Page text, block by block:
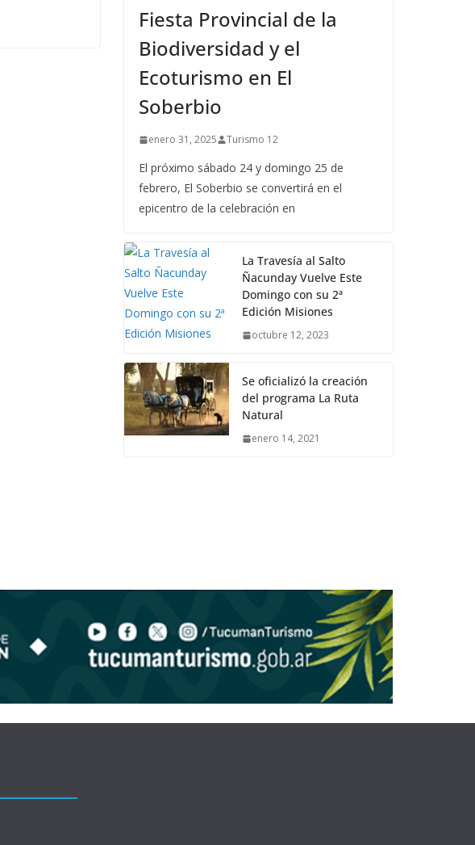
Fiesta Provincial de la
Biodiversidad y el
Ecoturismo en El
Soberbio
enero 31, 2025 Turismo 12
El próximo sábado 24 y domingo 25 de
febrero, El Soberbio se convertirá en el
epicentro de la celebración en
La Travesía al Salto
Ñacunday Vuelve Este
Domingo con su 2ª
Edición Misiones
octubre 12, 2023
Se oficializó la creación
del programa La Ruta
Natural
enero 14, 2021